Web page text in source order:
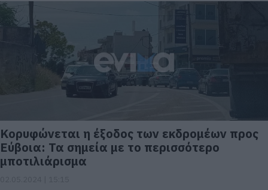
Kορυφώνεται η έξοδος των εκδρομέων προς
Εύβοια: Τα σημεία με το περισσότερο
μποτιλιάρισμα